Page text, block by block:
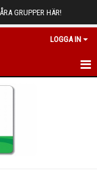
GRUPPER HÄR!
LOGGA IN